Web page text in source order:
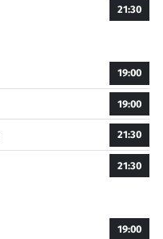
21:30
19:00
19:00
21:30
21:30
19:00